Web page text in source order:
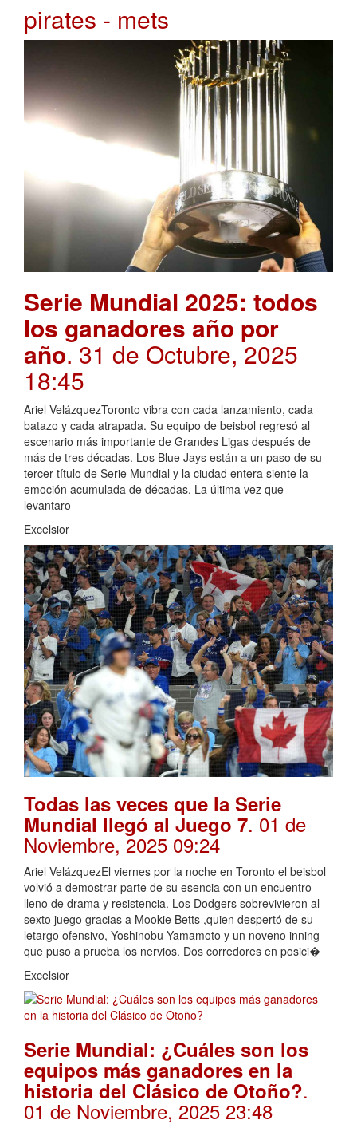
pirates - mets
Serie Mundial 2025: todos
los ganadores año por
año. 31 de Octubre, 2025
18:45
Ariel VelázquezToronto vibra con cada lanzamiento, cada
batazo y cada atrapada. Su equipo de beisbol regresó al
escenario más importante de Grandes Ligas después de
más de tres décadas. Los Blue Jays están a un paso de su
tercer título de Serie Mundial y la ciudad entera siente la
emoción acumulada de décadas. La última vez que
levantaro
Excelsior
Todas las veces que la Serie
Mundial llegó al Juego 7. 01 de
Noviembre, 2025 09:24
Ariel VelázquezEl viernes por la noche en Toronto el beisbol
volvió a demostrar parte de su esencia con un encuentro
lleno de drama y resistencia. Los Dodgers sobrevivieron al
sexto juego gracias a Mookie Betts ,quien despertó de su
letargo ofensivo, Yoshinobu Yamamoto y un noveno inning
que puso a prueba los nervios. Dos corredores en posici�
Excelsior
Serie Mundial: ¿Cuáles son los
equipos más ganadores en la
historia del Clásico de Otoño?.
01 de Noviembre, 2025 23:48